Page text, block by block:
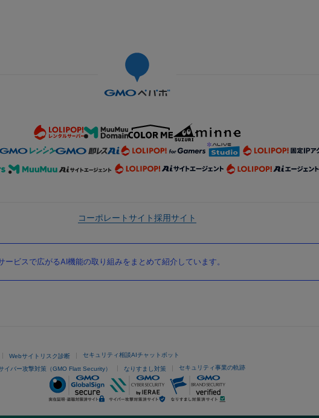
コーポレートサイト採用サイト
ビスで広がるAI機能の取り組みをまとめて紹介しています。
Webサイトリスク診断 セキュリティ相談AIチャットボット
イバー攻撃対策（GMO Flatt Security） なりすまし対策 セキュリティ事業の軌跡